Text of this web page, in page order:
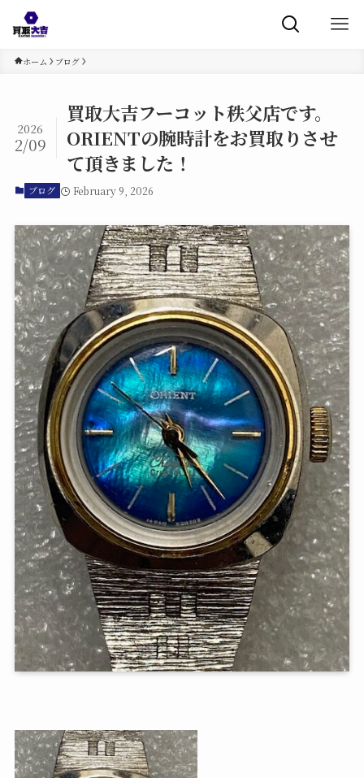
ホーム ブログ
買取大吉フーコット秩父店です。
ORIENTの腕時計をお買取りさせ
て頂きました！
2026
2/09
ブログ February 9, 2026